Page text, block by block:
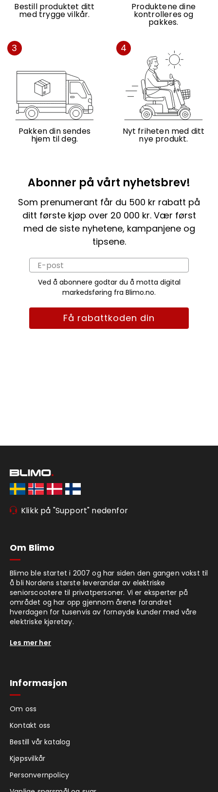
Bestill produktet ditt
med trygge vilkår.
Produktene dine
kontrolleres og
pakkes.
3
Pakken din sendes
hjem til deg.
4
Nyt friheten med ditt
nye produkt.
Abonner på vårt nyhetsbrev!
Som prenumerant får du 500 kr rabatt på
ditt første kjøp over 20 000 kr. Vær først
med de siste nyhetene, kampanjene og
tipsene.
Ved å abonnere godtar du å motta digital
markedsføring fra Blimo.no.
Få rabattkoden din
Klikk på "Support" nedenfor
Om Blimo
Blimo ble startet i 2007 og har siden den gangen vokst til
å bli Nordens største leverandør av elektriske
seniorscootere til privatpersoner. Vi er eksperter på
området og har opp gjennom årene forandret
hverdagen for tusenvis av fornøyde kunder med våre
elektriske kjøretøy.
Les mer her
Informasjon
Om oss
Kontakt oss
Bestill vår katalog
Kjøpsvilkår
Personvernpolicy